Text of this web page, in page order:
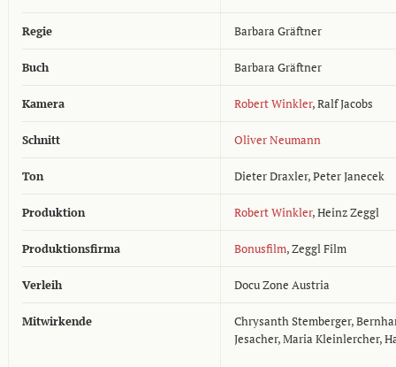
Regie Barbara Gräftner
Buch Barbara Gräftner
Kamera Robert Winkler,Ralf Jacobs
Schnitt Oliver Neumann
Ton Dieter Draxler,Peter Janecek
Produktion Robert Winkler,Heinz Zeggl
Produktionsfirma Bonusfilm, Zeggl Film
Verleih Docu Zone Austria
Mitwirkende
Chrysanth Stemberger,
Jesacher, Maria Kleinlercher,